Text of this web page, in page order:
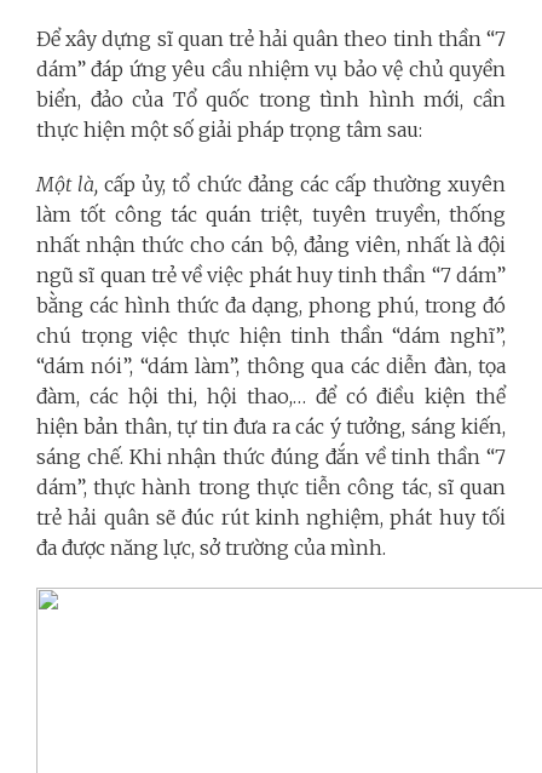
Để xây dựng sĩ quan trẻ hải quân theo tinh thần “7
dám” đáp ứng yêu cầu nhiệm vụ bảo vệ chủ quyền
biển, đảo của Tổ quốc trong tình hình mới, cần
thực hiện một số giải pháp trọng tâm sau:
Một là, cấp ủy, tổ chức đảng các cấp thường xuyên
làm tốt công tác quán triệt, tuyên truyền, thống
nhất nhận thức cho cán bộ, đảng viên, nhất là đội
ngũ sĩ quan trẻ về việc phát huy tinh thần “7 dám”
bằng các hình thức đa dạng, phong phú, trong đó
chú trọng việc thực hiện tinh thần “dám nghĩ”,
“dám nói”, “dám làm”, thông qua các diễn đàn, tọa
đàm, các hội thi, hội thao,… để có điều kiện thể
hiện bản thân, tự tin đưa ra các ý tưởng, sáng kiến,
sáng chế. Khi nhận thức đúng đắn về tinh thần “7
dám”, thực hành trong thực tiễn công tác, sĩ quan
trẻ hải quân sẽ đúc rút kinh nghiệm, phát huy tối
đa được năng lực, sở trường của mình.